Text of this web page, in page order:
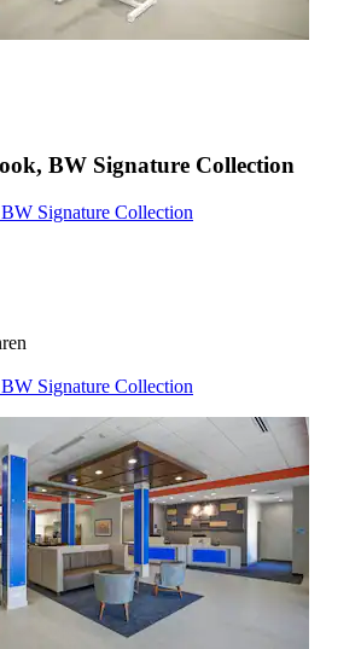
BW Signature Collection
Signature Collection
Signature Collection